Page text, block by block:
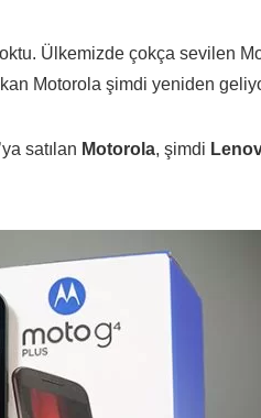
Ülkemizde çokça sevilen
Motorola şimdi yeniden
satılan Motorola, şimdi